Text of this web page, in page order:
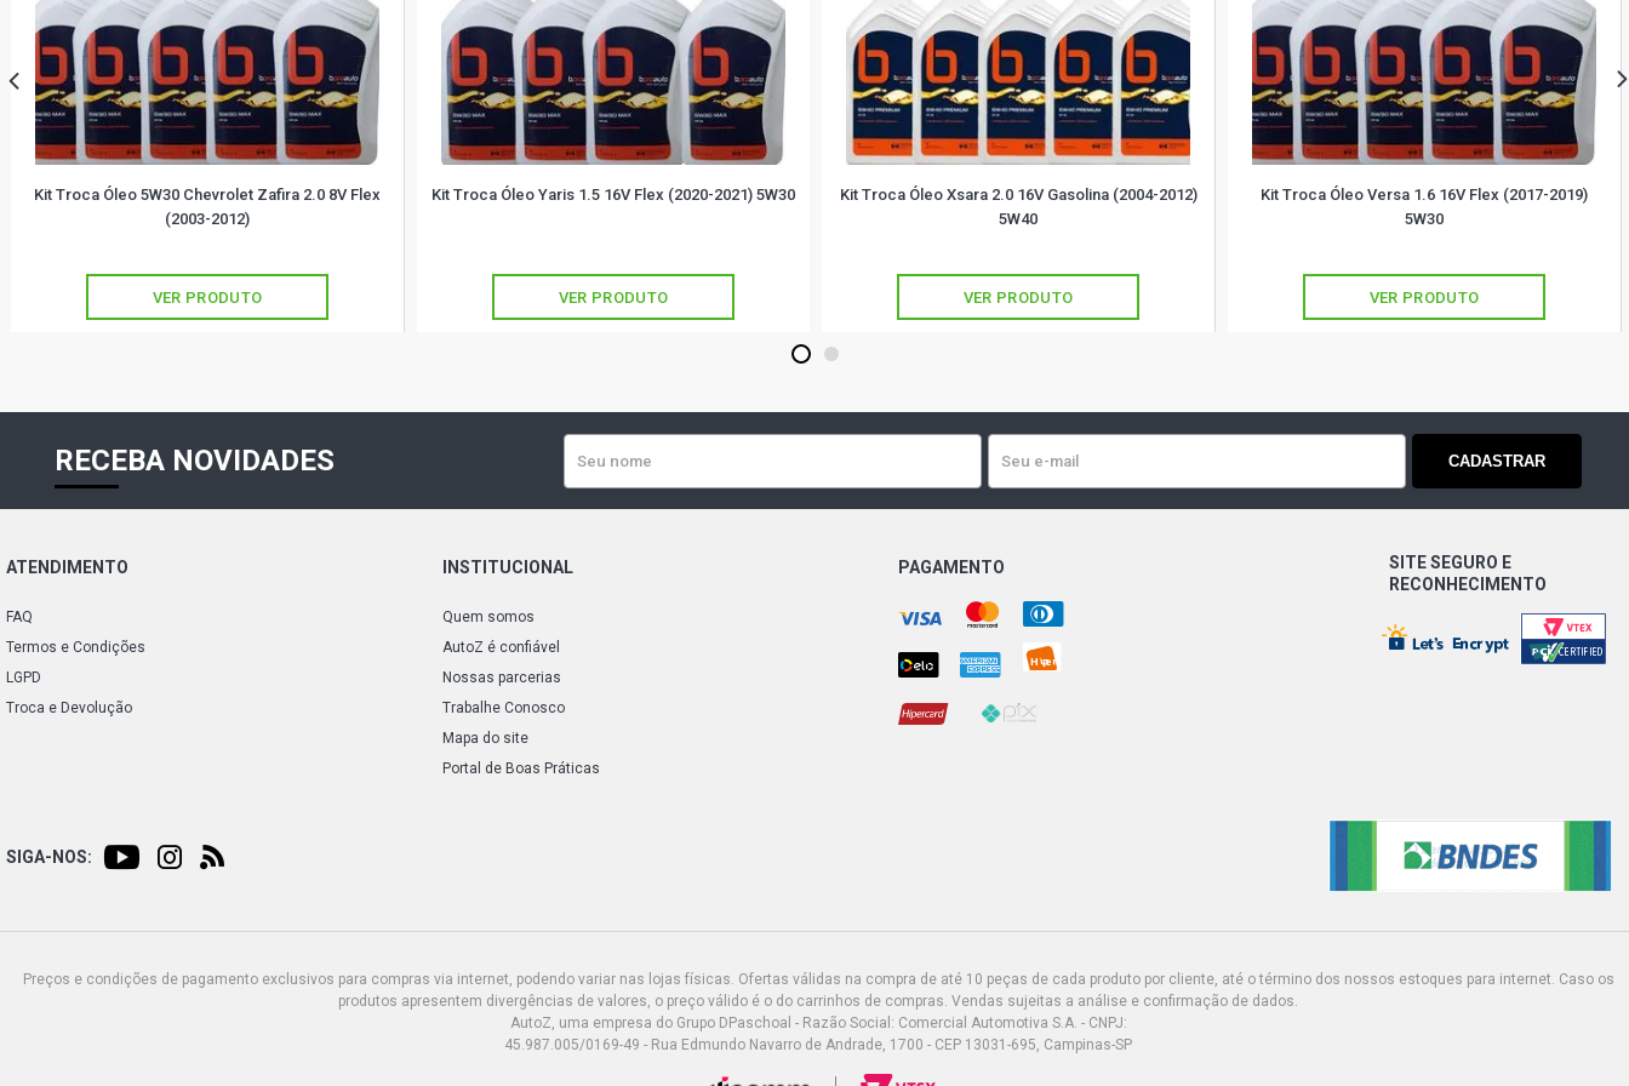
Kit Troca Óleo 5W30 Chevrolet Zafira 2.0 8V Flex
(2003-2012)
VER PRODUTO
Kit Troca Óleo Yaris 1.5 16V Flex (2020-2021) 5W30
VER PRODUTO
Kit Troca Óleo Xsara 2.0 16V Gasolina (2004-2012)
5W40
VER PRODUTO
Kit Troca Óleo Versa 1.6 16V Flex (2017-2019)
5W30
VER PRODUTO
1 2
RECEBA NOVIDADES CADASTRAR
ATENDIMENTO
FAQ
Termos e Condições
LGPD
Troca e Devolução
INSTITUCIONAL
Quem somos
AutoZ é confiável
Nossas parcerias
Trabalhe Conosco
Mapa do site
Portal de Boas Práticas
PAGAMENTO
SITE SEGURO E
RECONHECIMENTO
SIGA-NOS:
Preços e condições de pagamento exclusivos para compras via internet, podendo variar nas lojas físicas. Ofertas válidas na compra de até 10 peças de cada produto por cliente, até o término dos nossos estoques para internet. Caso os
produtos apresentem divergências de valores, o preço válido é o do carrinhos de compras. Vendas sujeitas a análise e confirmação de dados.
AutoZ, uma empresa do Grupo DPaschoal - Razão Social: Comercial Automotiva S.A. - CNPJ:
45.987.005/0169-49 - Rua Edmundo Navarro de Andrade, 1700 - CEP 13031-695, Campinas-SP